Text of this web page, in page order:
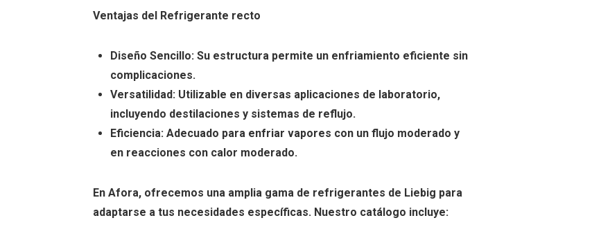
Ventajas del Refrigerante recto
Diseño Sencillo: Su estructura permite un enfriamiento eficiente sin
complicaciones.
Versatilidad: Utilizable en diversas aplicaciones de laboratorio,
incluyendo destilaciones y sistemas de reflujo.
Eficiencia: Adecuado para enfriar vapores con un flujo moderado y
en reacciones con calor moderado.
En Afora, ofrecemos una amplia gama de refrigerantes de Liebig para
adaptarse a tus necesidades específicas. Nuestro catálogo incluye: